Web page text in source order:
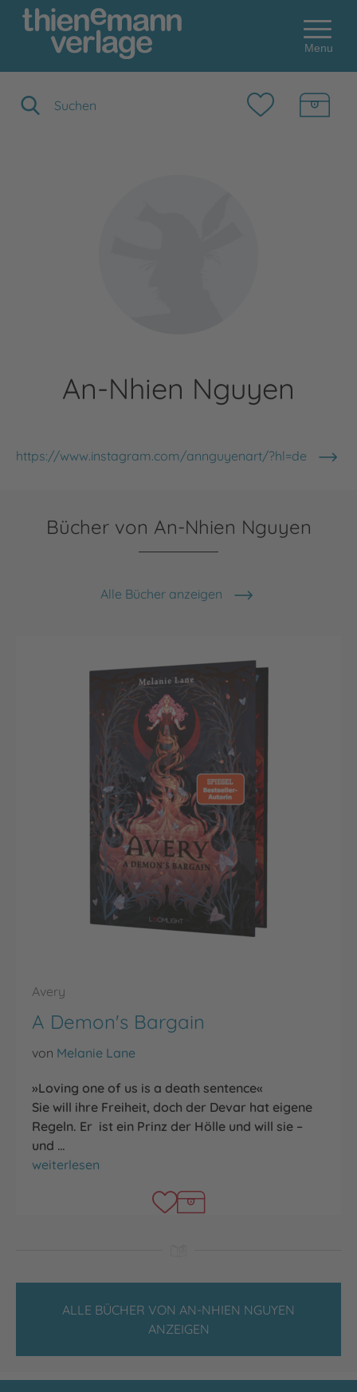
Menu
An-Nhien Nguyen
https://www.instagram.com/annguyenart/?hl=de
Bücher von An-Nhien Nguyen
Alle Bücher anzeigen
Avery
A Demon's Bargain
von Melanie Lane
»Loving one of us is a death sentence«
Sie will ihre Freiheit, doch der Devar hat eigene
Regeln. Er ist ein Prinz der Hölle und will sie –
und …
A Demon's Bargain
weiterlesen
ALLE BÜCHER VON AN-NHIEN NGUYEN
ANZEIGEN